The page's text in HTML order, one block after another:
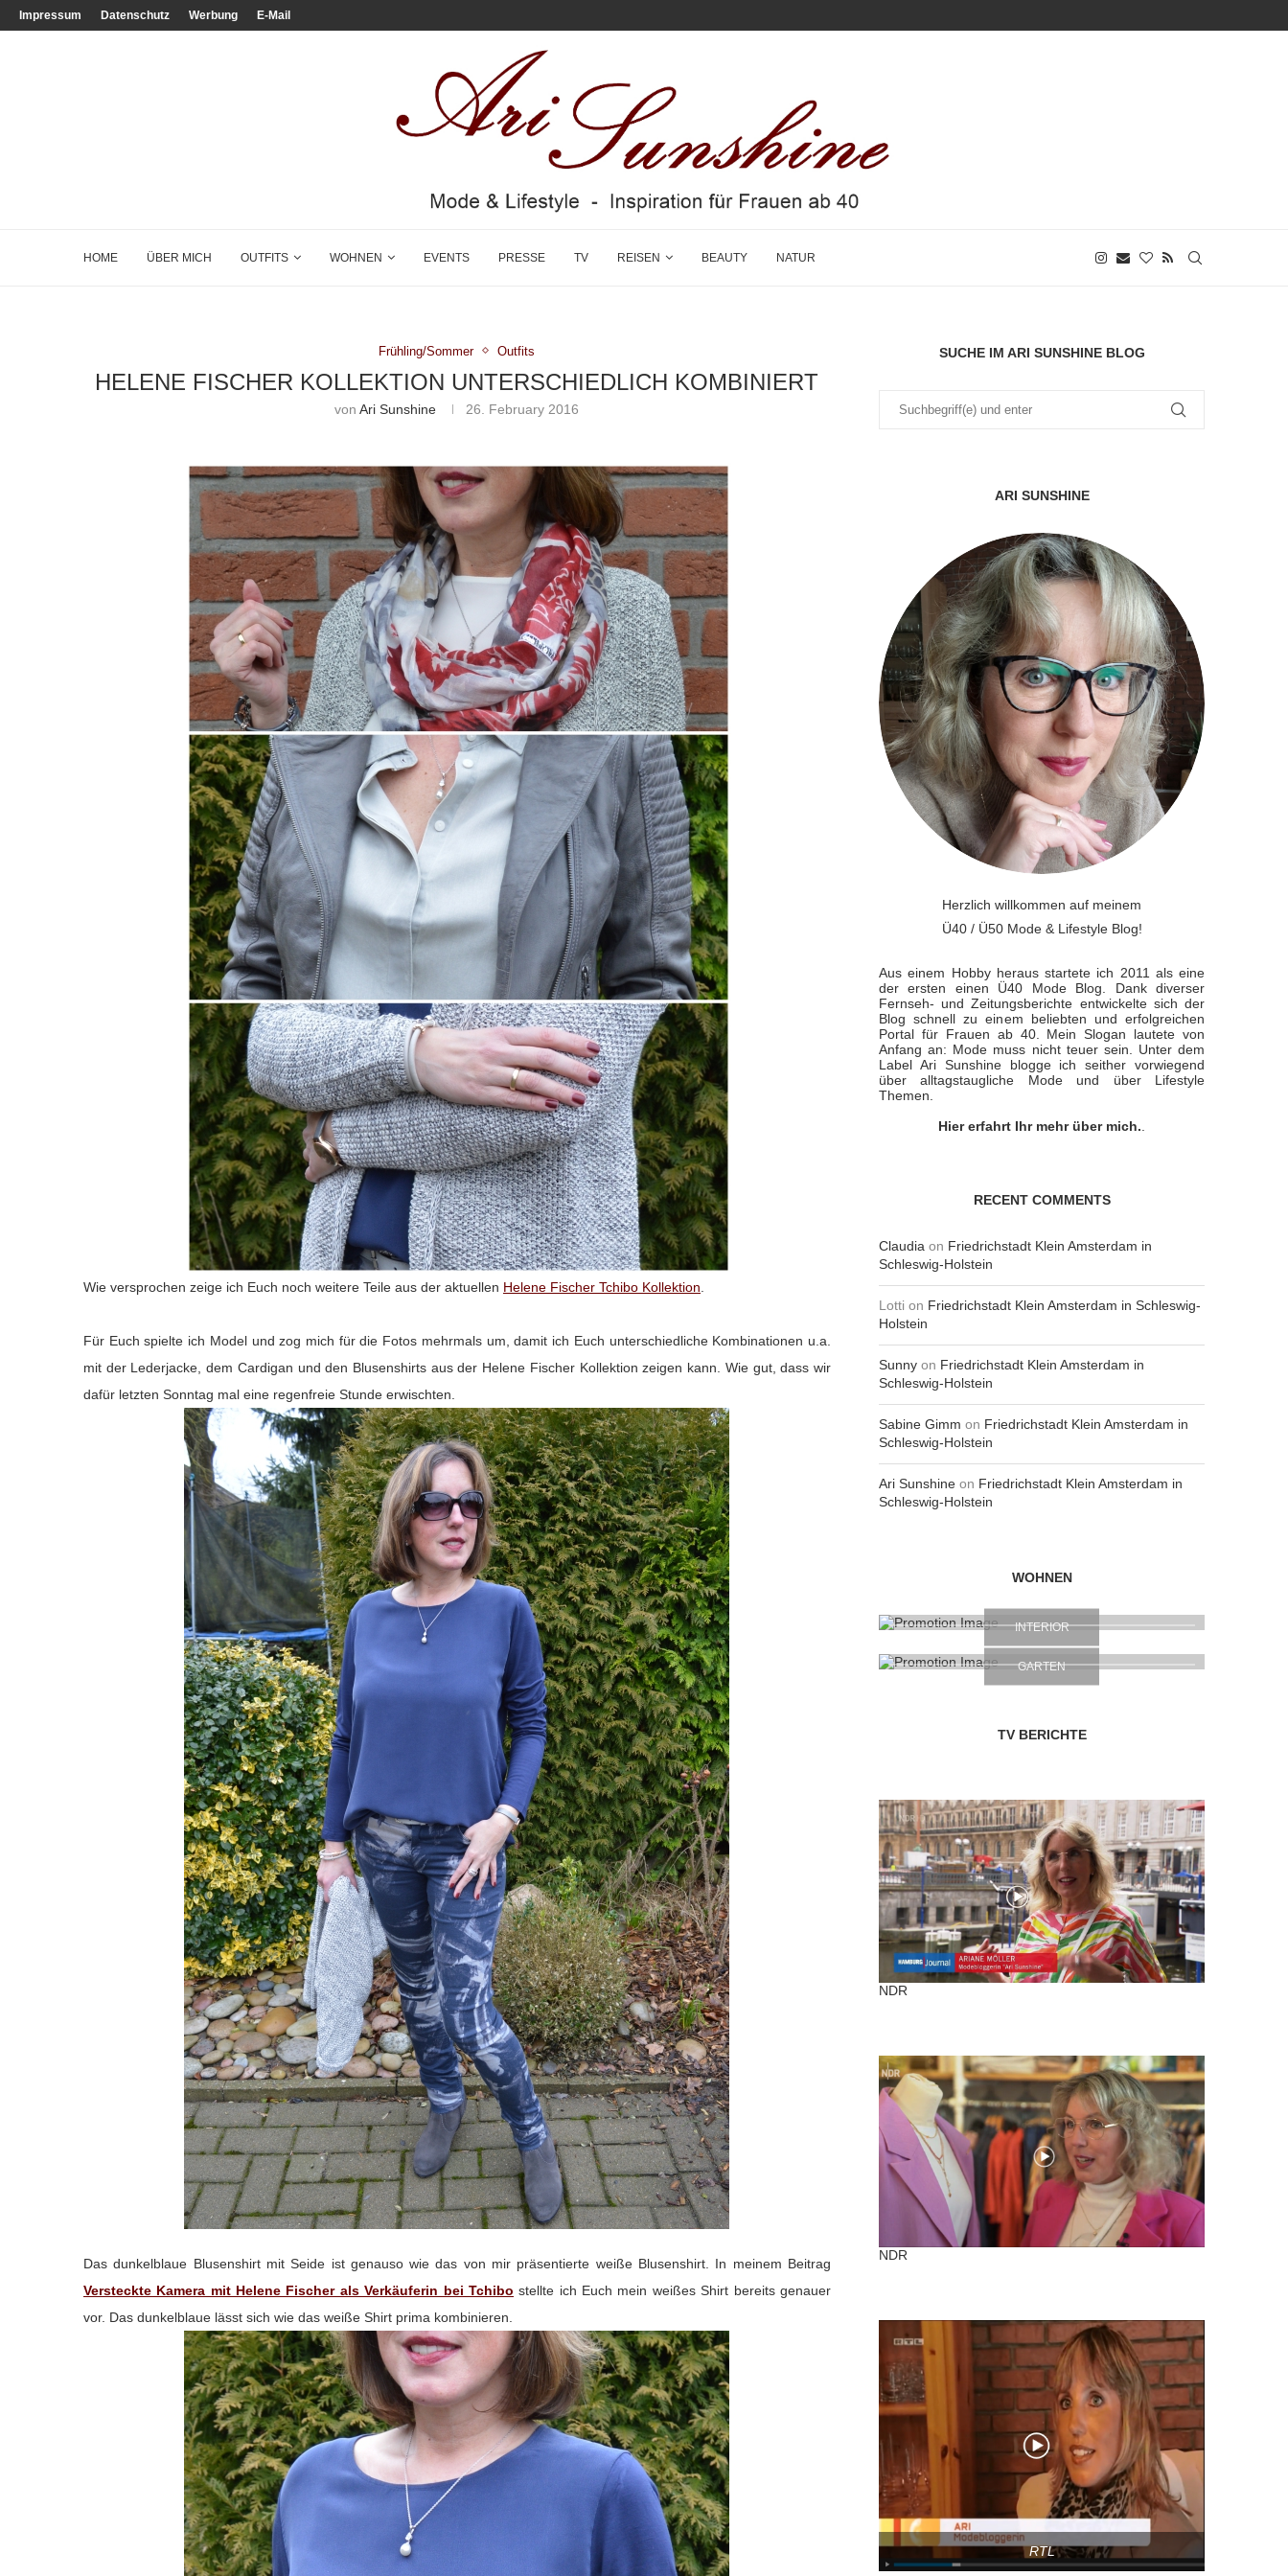
Impressum Datenschutz Werbung E-Mail
HOME ÜBER MICH OUTFITS WOHNEN EVENTS PRESSE TV REISEN BEAUTY NATUR
Frühling/Sommer Outfits
HELENE FISCHER KOLLEKTION UNTERSCHIEDLICH KOMBINIERT
vonAri Sunshine 26. February 2016
Wie versprochen zeige ich Euch noch weitere Teile aus der aktuellen Helene Fischer Tchibo Kollektion
Für Euch spielte ich Model und zog mich für die Fotos mehrmals um, damit ich Euch unterschiedliche Kombinationen u.a.
mit der Lederjacke, dem Cardigan und den Blusenshirts aus der Helene Fischer Kollektion zeigen kann. Wie gut, dass wir
dafür letzten Sonntag mal eine regenfreie Stunde erwischten.
Das dunkelblaue Blusenshirt mit Seide ist genauso wie das von mir präsentierte weiße Blusenshirt. In meinem Beitrag
Versteckte Kamera mit Helene Fischer als Verkäuferin bei Tchibo stellte ich Euch mein weißes Shirt bereits genauer
vor. Das dunkelblaue lässt sich wie das weiße Shirt prima kombinieren.
SUCHE IM ARI SUNSHINE BLOG
ARI SUNSHINE
Herzlich willkommen auf meinem
Ü40 / Ü50 Mode & Lifestyle Blog!
Aus einem Hobby heraus startete ich 2011 als eine
der ersten einen Ü40 Mode Blog. Dank diverser
Fernseh- und Zeitungsberichte entwickelte sich der
Blog schnell zu einem beliebten und erfolgreichen
Portal für Frauen ab 40. Mein Slogan lautete von
Anfang an: Mode muss nicht teuer sein. Unter dem
Label Ari Sunshine blogge ich seither vorwiegend
über alltagstaugliche Mode und über Lifestyle
Themen.
Hier erfahrt Ihr mehr über mich..
RECENT COMMENTS
Claudia on Friedrichstadt Klein Amsterdam in
Schleswig-Holstein
Lotti on Friedrichstadt Klein Amsterdam in Schleswig-
Holstein
Sunny on Friedrichstadt Klein Amsterdam in
Schleswig-Holstein
Sabine Gimm on Friedrichstadt Klein Amsterdam in
Schleswig-Holstein
Ari Sunshine on Friedrichstadt Klein Amsterdam in
Schleswig-Holstein
WOHNEN
INTERIOR
GARTEN
TV BERICHTE
NDR
NDR
RTL